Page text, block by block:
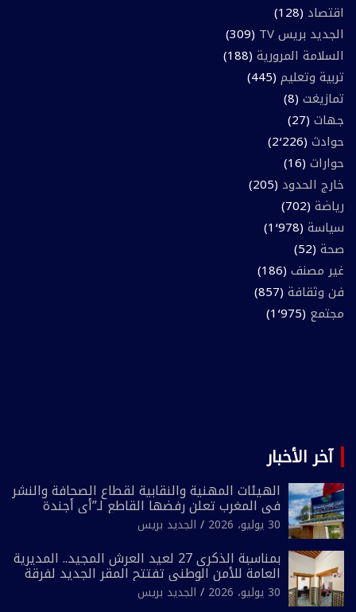
اقتصاد (128)
الجديد بريس TV
(309)
السلامة المرورية (188)
تربية وتعليم (445)
تمازيغت (8)
جهات (27)
حوادث (2٬226)
حوارات (16)
خارج الحدود (205)
رياضة (702)
سياسة (1٬978)
صحة (52)
غير مصنف (186)
فن وثقافة (857)
مجتمع (1٬975)
آخر الأخبار
الهيئات المهنية والنقابية لقطاع الصحافة والنشر
في المغرب تعلن رفضها القاطع لـ”أي أجندة
انتخابية مُعدة على مقاس سياسي ومصلحي
ضيق”
30 يوليو، 2026 الجديد بريس
بمناسبة الذكرى 27 لعيد العرش المجيد.. المديرية
العامة للأمن الوطني تفتتح المقر الجديد لفرقة
الشرطة السياحية بفاس
30 يوليو، 2026 الجديد بريس